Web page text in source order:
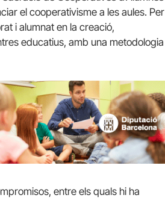
el cooperativisme a les aules. Per
i alumnat en la creació,
educatius, amb una metodologia
entre els quals hi ha